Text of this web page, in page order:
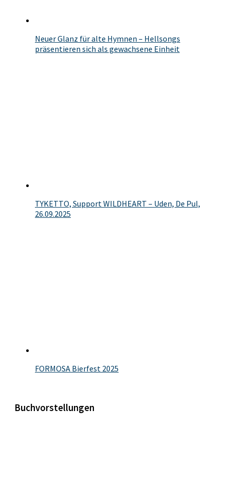
Neuer Glanz für alte Hymnen – Hellsongs
präsentieren sich als gewachsene Einheit
TYKETTO, Support WILDHEART – Uden, De Pul,
26.09.2025
FORMOSA Bierfest 2025
Buchvorstellungen